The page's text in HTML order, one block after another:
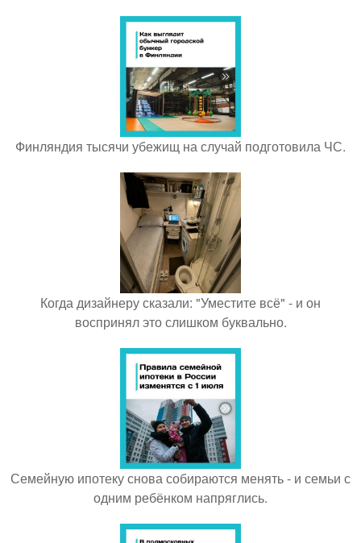
Финляндия тысячи убежищ на случай подготовила ЧС.
Когда дизайнеру сказали: "Уместите всё" - и он
воспринял это слишком буквально.
Семейную ипотеку снова собираются менять - и семьи с
одним ребёнком напряглись.